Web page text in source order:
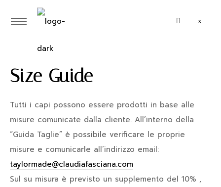
Size Guide
Tutti i capi possono essere prodotti in base alle
misure comunicate dalla cliente. All’interno della
“Guida Taglie” è possibile verificare le proprie
misure e comunicarle all’indirizzo email:
taylormade@claudiafasciana.com
Sul su misura è previsto un supplemento del 10% ,